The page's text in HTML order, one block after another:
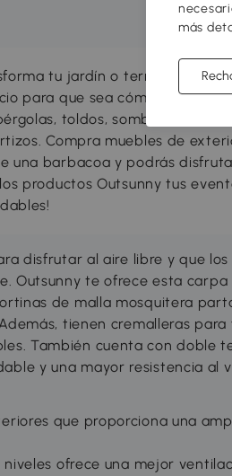
tu jardín o terraza en tu
para que sea cómodo,
toldos, sombrillas,
Compra muebles de
una barbacoa y podrás
los productos Outsunny tus
disfrutar al aire libre y que
Outsunny te ofrece esta
de malla mosquitera
tienen cremalleras para
También cuenta con doble
y una mayor resistencia al
que proporciona una
ofrece una mejor
más